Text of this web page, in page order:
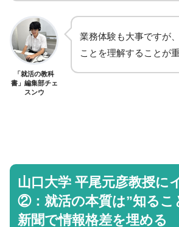
「就活の教科
書」編集部チェ
スンウ
業務体験も大事ですが
ことを理解することが
山口大学 平尾元彦教授に
②：就活の本質は”知るこ
新聞で情報格差を埋める